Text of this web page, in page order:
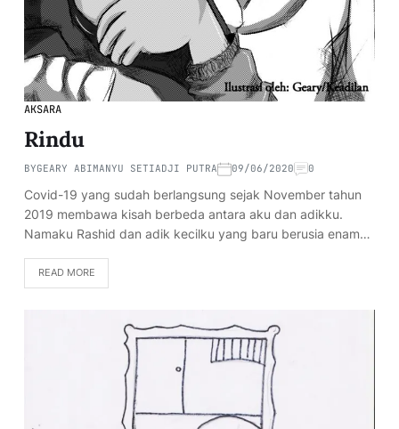
AKSARA
Rindu
BYGEARY ABIMANYU SETIADJI PUTRA 09/06/2020 0
Covid-19 yang sudah berlangsung sejak November tahun
2019 membawa kisah berbeda antara aku dan adikku.
Namaku Rashid dan adik kecilku yang baru berusia enam…
READ MORE